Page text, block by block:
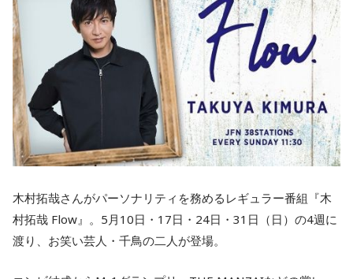
木村拓哉さんがパーソナリティを務めるレギュラー番組『木
村拓哉 Flow』。5月10日・17日・24日・31日（日）の4週に
渡り、お笑い芸人・千鳥の二人が登場。